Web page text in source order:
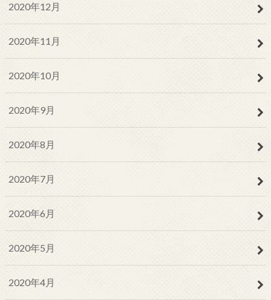
2020年12月
2020年11月
2020年10月
2020年9月
2020年8月
2020年7月
2020年6月
2020年5月
2020年4月